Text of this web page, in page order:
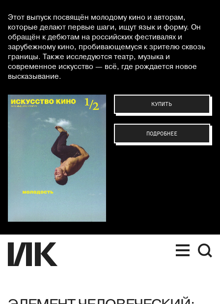
Этот выпуск посвящён молодому кино и авторам,
которые делают первые шаги, ищут язык и форму. Он
обращён к дебютам на российских фестивалях и
зарубежному кино, пробивающемуся к зрителю сквозь
границы. Также исследуются театр, музыка и
современное искусство — всё, где рождается новое
высказывание.
КУПИТЬ
ПОДРОБНЕЕ